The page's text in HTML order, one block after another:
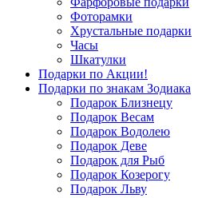
Фоторамки
Хрустальные подарки
Часы
Шкатулки
Подарки по Акции!
Подарки по знакам Зодиака
Подарок Близнецу
Подарок Весам
Подарок Водолею
Подарок Деве
Подарок для Рыб
Подарок Козерогу
Подарок Льву